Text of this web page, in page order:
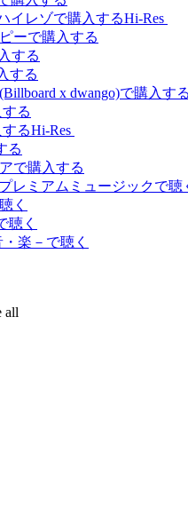
Hi-Res
Hi-Res